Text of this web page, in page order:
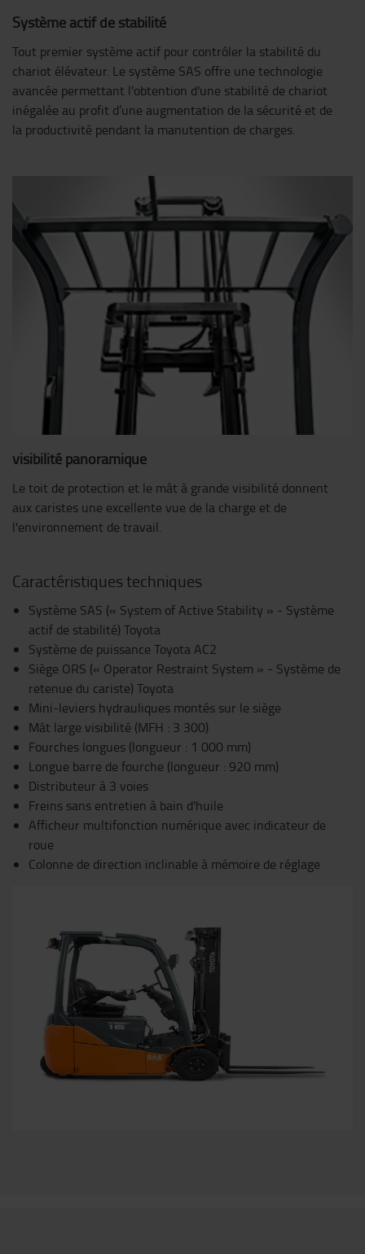
Système actif de stabilité
Tout premier système actif pour contrôler la stabilité du
chariot élévateur. Le système SAS offre une technologie
avancée permettant l'obtention d'une stabilité de chariot
inégalée au profit d’une augmentation de la sécurité et de
la productivité pendant la manutention de charges.
visibilité panoramique
Le toit de protection et le mât à grande visibilité donnent
aux caristes une excellente vue de la charge et de
l'environnement de travail.
Caractéristiques techniques
Système SAS (« System of Active Stability » - Système
actif de stabilité) Toyota
Système de puissance Toyota AC2
Siège ORS (« Operator Restraint System » - Système de
retenue du cariste) Toyota
Mini-leviers hydrauliques montés sur le siège
Mât large visibilité (MFH : 3 300)
Fourches longues (longueur : 1 000 mm)
Longue barre de fourche (longueur : 920 mm)
Distributeur à 3 voies
Freins sans entretien à bain d'huile
Afficheur multifonction numérique avec indicateur de
roue
Colonne de direction inclinable à mémoire de réglage